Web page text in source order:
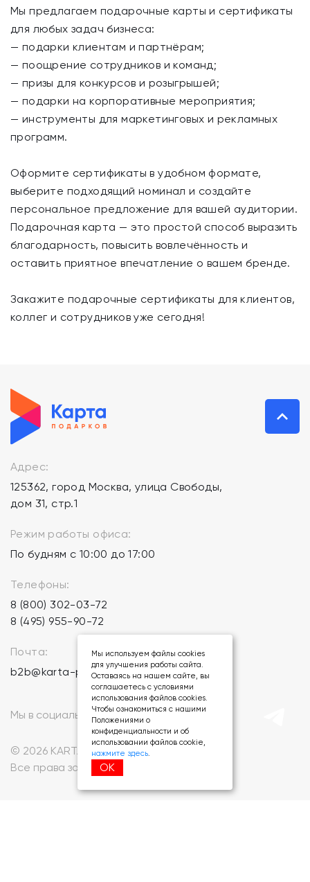
Мы предлагаем подарочные карты и сертификаты
для любых задач бизнеса:
— подарки клиентам и партнёрам;
— поощрение сотрудников и команд;
— призы для конкурсов и розыгрышей;
— подарки на корпоративные мероприятия;
— инструменты для маркетинговых и рекламных
программ.
Оформите сертификаты в удобном формате,
выберите подходящий номинал и создайте
персональное предложение для вашей аудитории.
Подарочная карта — это простой способ выразить
благодарность, повысить вовлечённость и
оставить приятное впечатление о вашем бренде.
Закажите подарочные сертификаты для клиентов,
коллег и сотрудников уже сегодня!
Адрес:
125362, город Москва, улица Свободы,
дом 31, стр.1
Режим работы офиса:
По будням с 10:00 до 17:00
Телефоны:
8 (800) 302-03-72
8 (495) 955-90-72
Почта:
b2b@karta-podarkov.ru
© 2026 KARTA-PODARKOV.RU.
Все права защищены.
Мы в социальных сетях:
Мы используем файлы cookies
для улучшения работы сайта.
Оставаясь на нашем сайте, вы
соглашаетесь с условиями
использования файлов cookies.
Чтобы ознакомиться с нашими
Положениями о
конфиденциальности и об
использовании файлов cookie,
нажмите здесь.
ОК